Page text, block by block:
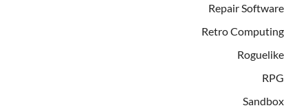
Repair Software
Retro Computing
Roguelike
RPG
Sandbox